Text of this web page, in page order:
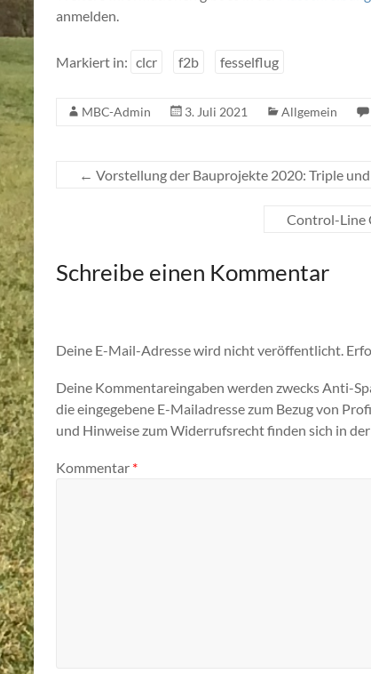
anmelden.
Markiert in: clcr f2b fesselflug
MBC-Admin 3. Juli 2021 Allgemein
← Vorstellung der Bauprojekte 2020: Triple
Control-Line
Schreibe einen Kommentar
Deine E-Mail-Adresse wird nicht veröffentlicht.
Deine Kommentareingaben werden zwecks Anti-
die eingegebene E-Mailadresse zum Bezug von
und Hinweise zum Widerrufsrecht finden sich in der
Kommentar *